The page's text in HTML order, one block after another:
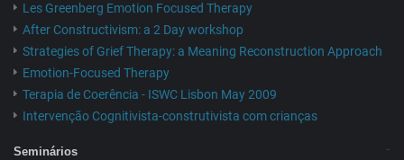
Les Greenberg Emotion Focused Therapy
After Constructivism: a 2 Day workshop
Strategies of Grief Therapy: a Meaning Reconstruction Approach
Emotion-Focused Therapy
Terapia de Coerência - ISWC Lisbon May 2009
Intervenção Cognitivista-construtivista com crianças
Seminários